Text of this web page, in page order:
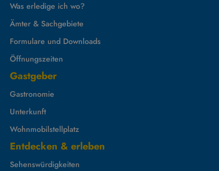
Was erledige ich wo?
Ämter & Sachgebiete
Formulare und Downloads
Öffnungszeiten
Gastgeber
Gastronomie
Unterkunft
Wohnmobilstellplatz
Entdecken & erleben
Sehenswürdigkeiten